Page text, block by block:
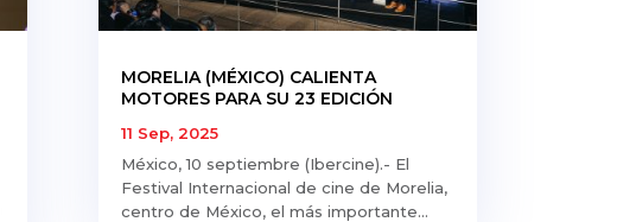
MORELIA (MÉXICO) CALIENTA
MOTORES PARA SU 23 EDICIÓN
11 Sep, 2025
México, 10 septiembre (Ibercine).- El
Festival Internacional de cine de Morelia,
centro de México, el más importante...